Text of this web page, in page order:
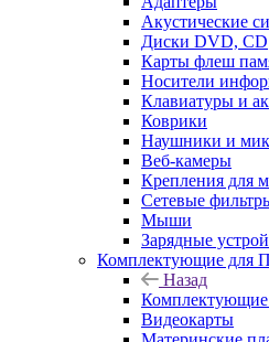
Акустические
Диски DVD, CD
Карты флеш
Носители
Клавиатуры и
Коврики
Наушники и
Веб-камеры
Крепления для
Сетевые
Мыши
Зарядные
Комплектующие для
Назад
Комплектующие
Видеокарты